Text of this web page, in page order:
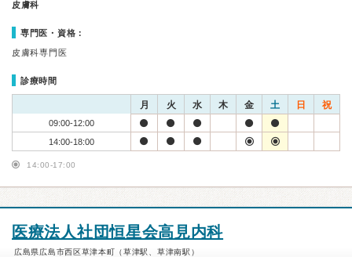
皮膚科
専門医・資格：
皮膚科専門医
診療時間
月 火 水 木 金 土 日 祝
09:00-12:00
14:00-18:00
14:00-17:00
医療法人社団恒星会高見内科
広島県広島市西区草津本町（草津駅、草津南駅）